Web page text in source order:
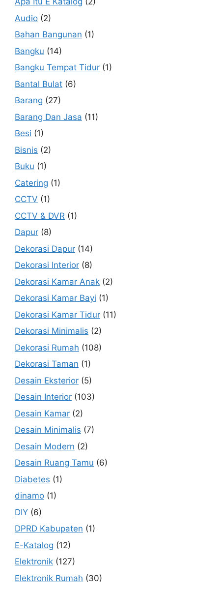
Audio (2)
Bahan Bangunan (1)
Bangku (14)
Bangku Tempat Tidur (1)
Bantal Bulat (6)
Barang (27)
Barang Dan Jasa (11)
Besi (1)
Bisnis (2)
Buku (1)
Catering (1)
CCTV (1)
CCTV & DVR (1)
Dapur (8)
Dekorasi Dapur (14)
Dekorasi Interior (8)
Dekorasi Kamar Anak (2)
Dekorasi Kamar Bayi (1)
Dekorasi Kamar Tidur (11)
Dekorasi Minimalis (2)
Dekorasi Rumah (108)
Dekorasi Taman (1)
Desain Eksterior (5)
Desain Interior (103)
Desain Kamar (2)
Desain Minimalis (7)
Desain Modern (2)
Desain Ruang Tamu (6)
Diabetes (1)
dinamo (1)
DIY (6)
DPRD Kabupaten (1)
E-Katalog (12)
Elektronik (127)
Elektronik Rumah (30)